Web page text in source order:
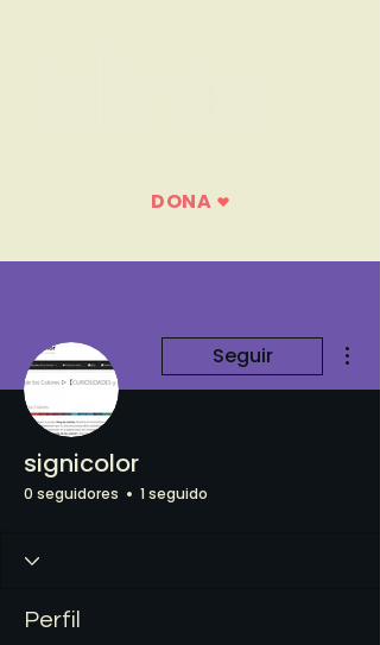
DONA
Seguir
signicolor
0 seguidores 1 seguido
Perfil